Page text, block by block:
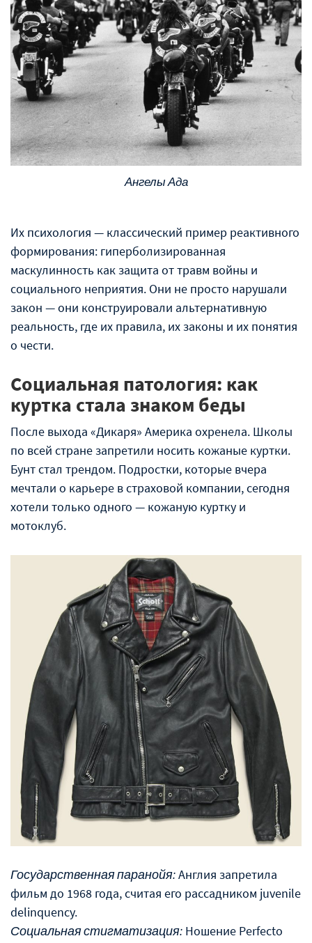
Ангелы Ада
Их психология — классический пример реактивного
формирования: гиперболизированная
маскулинность как защита от травм войны и
социального неприятия. Они не просто нарушали
закон — они конструировали альтернативную
реальность, где их правила, их законы и их понятия
о чести.
Социальная патология: как
куртка стала знаком беды
После выхода «Дикаря» Америка охренела. Школы
по всей стране запретили носить кожаные куртки.
Бунт стал трендом. Подростки, которые вчера
мечтали о карьере в страховой компании, сегодня
хотели только одного — кожаную куртку и
мотоклуб.
Государственная паранойя:Англия запретила
фильм до 1968 года, считая его рассадником juvenile
delinquency.
Социальная стигматизация: Ношение Perfecto